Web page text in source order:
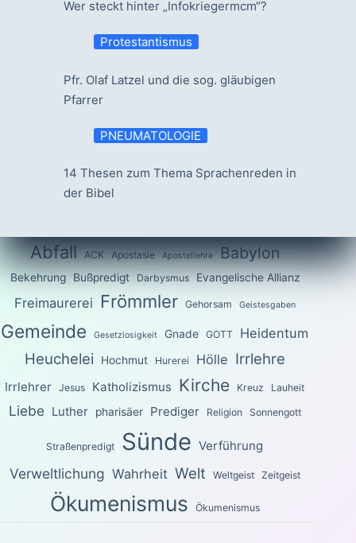
Wer steckt hinter „Infokriegermcm“?
Protestantismus
Pfr. Olaf Latzel und die sog. gläubigen
Pfarrer
PNEUMATOLOGIE
14 Thesen zum Thema Sprachenreden in
der Bibel
Abfall ACK Apostasie Apostellehre Babylon
Bekehrung Bußpredigt Darbysmus Evangelische Allianz
Freimaurerei Frömmler Gehorsam Geistesgaben
Gemeinde Gesetzlosigkeit Gnade GOTT Heidentum
Heuchelei Hochmut Hurerei Hölle Irrlehre
Irrlehrer Jesus Katholizismus Kirche Kreuz Lauheit
Liebe Luther pharisäer Prediger Religion Sonnengott
Straßenpredigt Sünde Verführung
Verweltlichung Wahrheit Welt Weltgeist Zeitgeist
Ökumenismus Ökumenismus